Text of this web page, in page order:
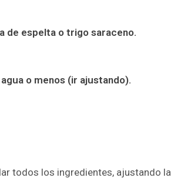
de espelta o trigo saraceno.
o menos (ir ajustando).
todos los ingredientes, ajustando la